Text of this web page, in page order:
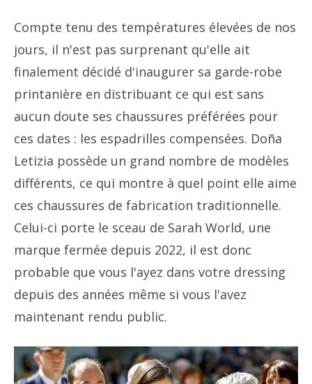
Compte tenu des températures élevées de nos
jours, il n'est pas surprenant qu'elle ait
finalement décidé d'inaugurer sa garde-robe
printanière en distribuant ce qui est sans
aucun doute ses chaussures préférées pour
ces dates : les espadrilles compensées. Doña
Letizia possède un grand nombre de modèles
différents, ce qui montre à quel point elle aime
ces chaussures de fabrication traditionnelle.
Celui-ci porte le sceau de Sarah World, une
marque fermée depuis 2022, il est donc
probable que vous l'ayez dans votre dressing
depuis des années même si vous l'avez
maintenant rendu public.